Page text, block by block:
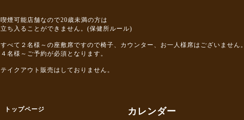
喫煙可能店舗なので20歳未満の方は
立ち入ることができません。(保健所ルール)
すべて２名様～の座敷席ですので椅子、カウンター、お一人様席はございません。
４名様～ご予約が必須となります。
テイクアウト販売はしておりません。
カレンダー
トップページ